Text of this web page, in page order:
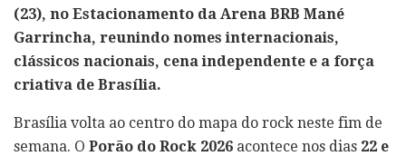
(23), no Estacionamento da Arena BRB Mané
Garrincha, reunindo nomes internacionais,
clássicos nacionais, cena independente e a força
criativa de Brasília.
Brasília volta ao centro do mapa do rock neste fim de
semana. O Porão do Rock 2026 acontece nos dias 22 e